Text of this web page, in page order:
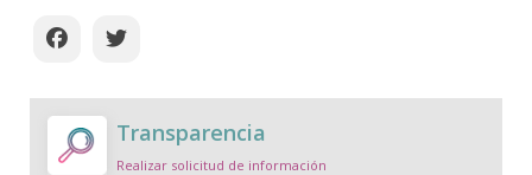
Transparencia
Realizar solicitud de información